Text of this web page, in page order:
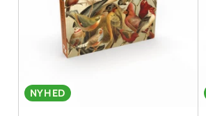
NYHED